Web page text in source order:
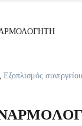
,Εξοπλισμός συνεργείου